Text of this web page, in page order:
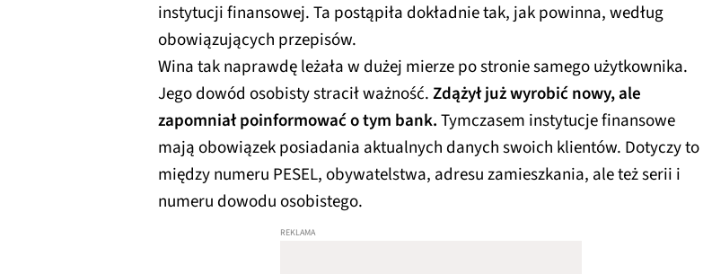
instytucji finansowej. Ta postąpiła dokładnie tak, jak powinna, według
obowiązujących przepisów.
Wina tak naprawdę leżała w dużej mierze po stronie samego użytkownika.
Jego dowód osobisty stracił ważność.Zdążył już wyrobić nowy, ale
zapomniał poinformować o tym bank.Tymczasem instytucje finansowe
mają obowiązek posiadania aktualnych danych swoich klientów. Dotyczy to
między numeru PESEL, obywatelstwa, adresu zamieszkania, ale też serii i
numeru dowodu osobistego.